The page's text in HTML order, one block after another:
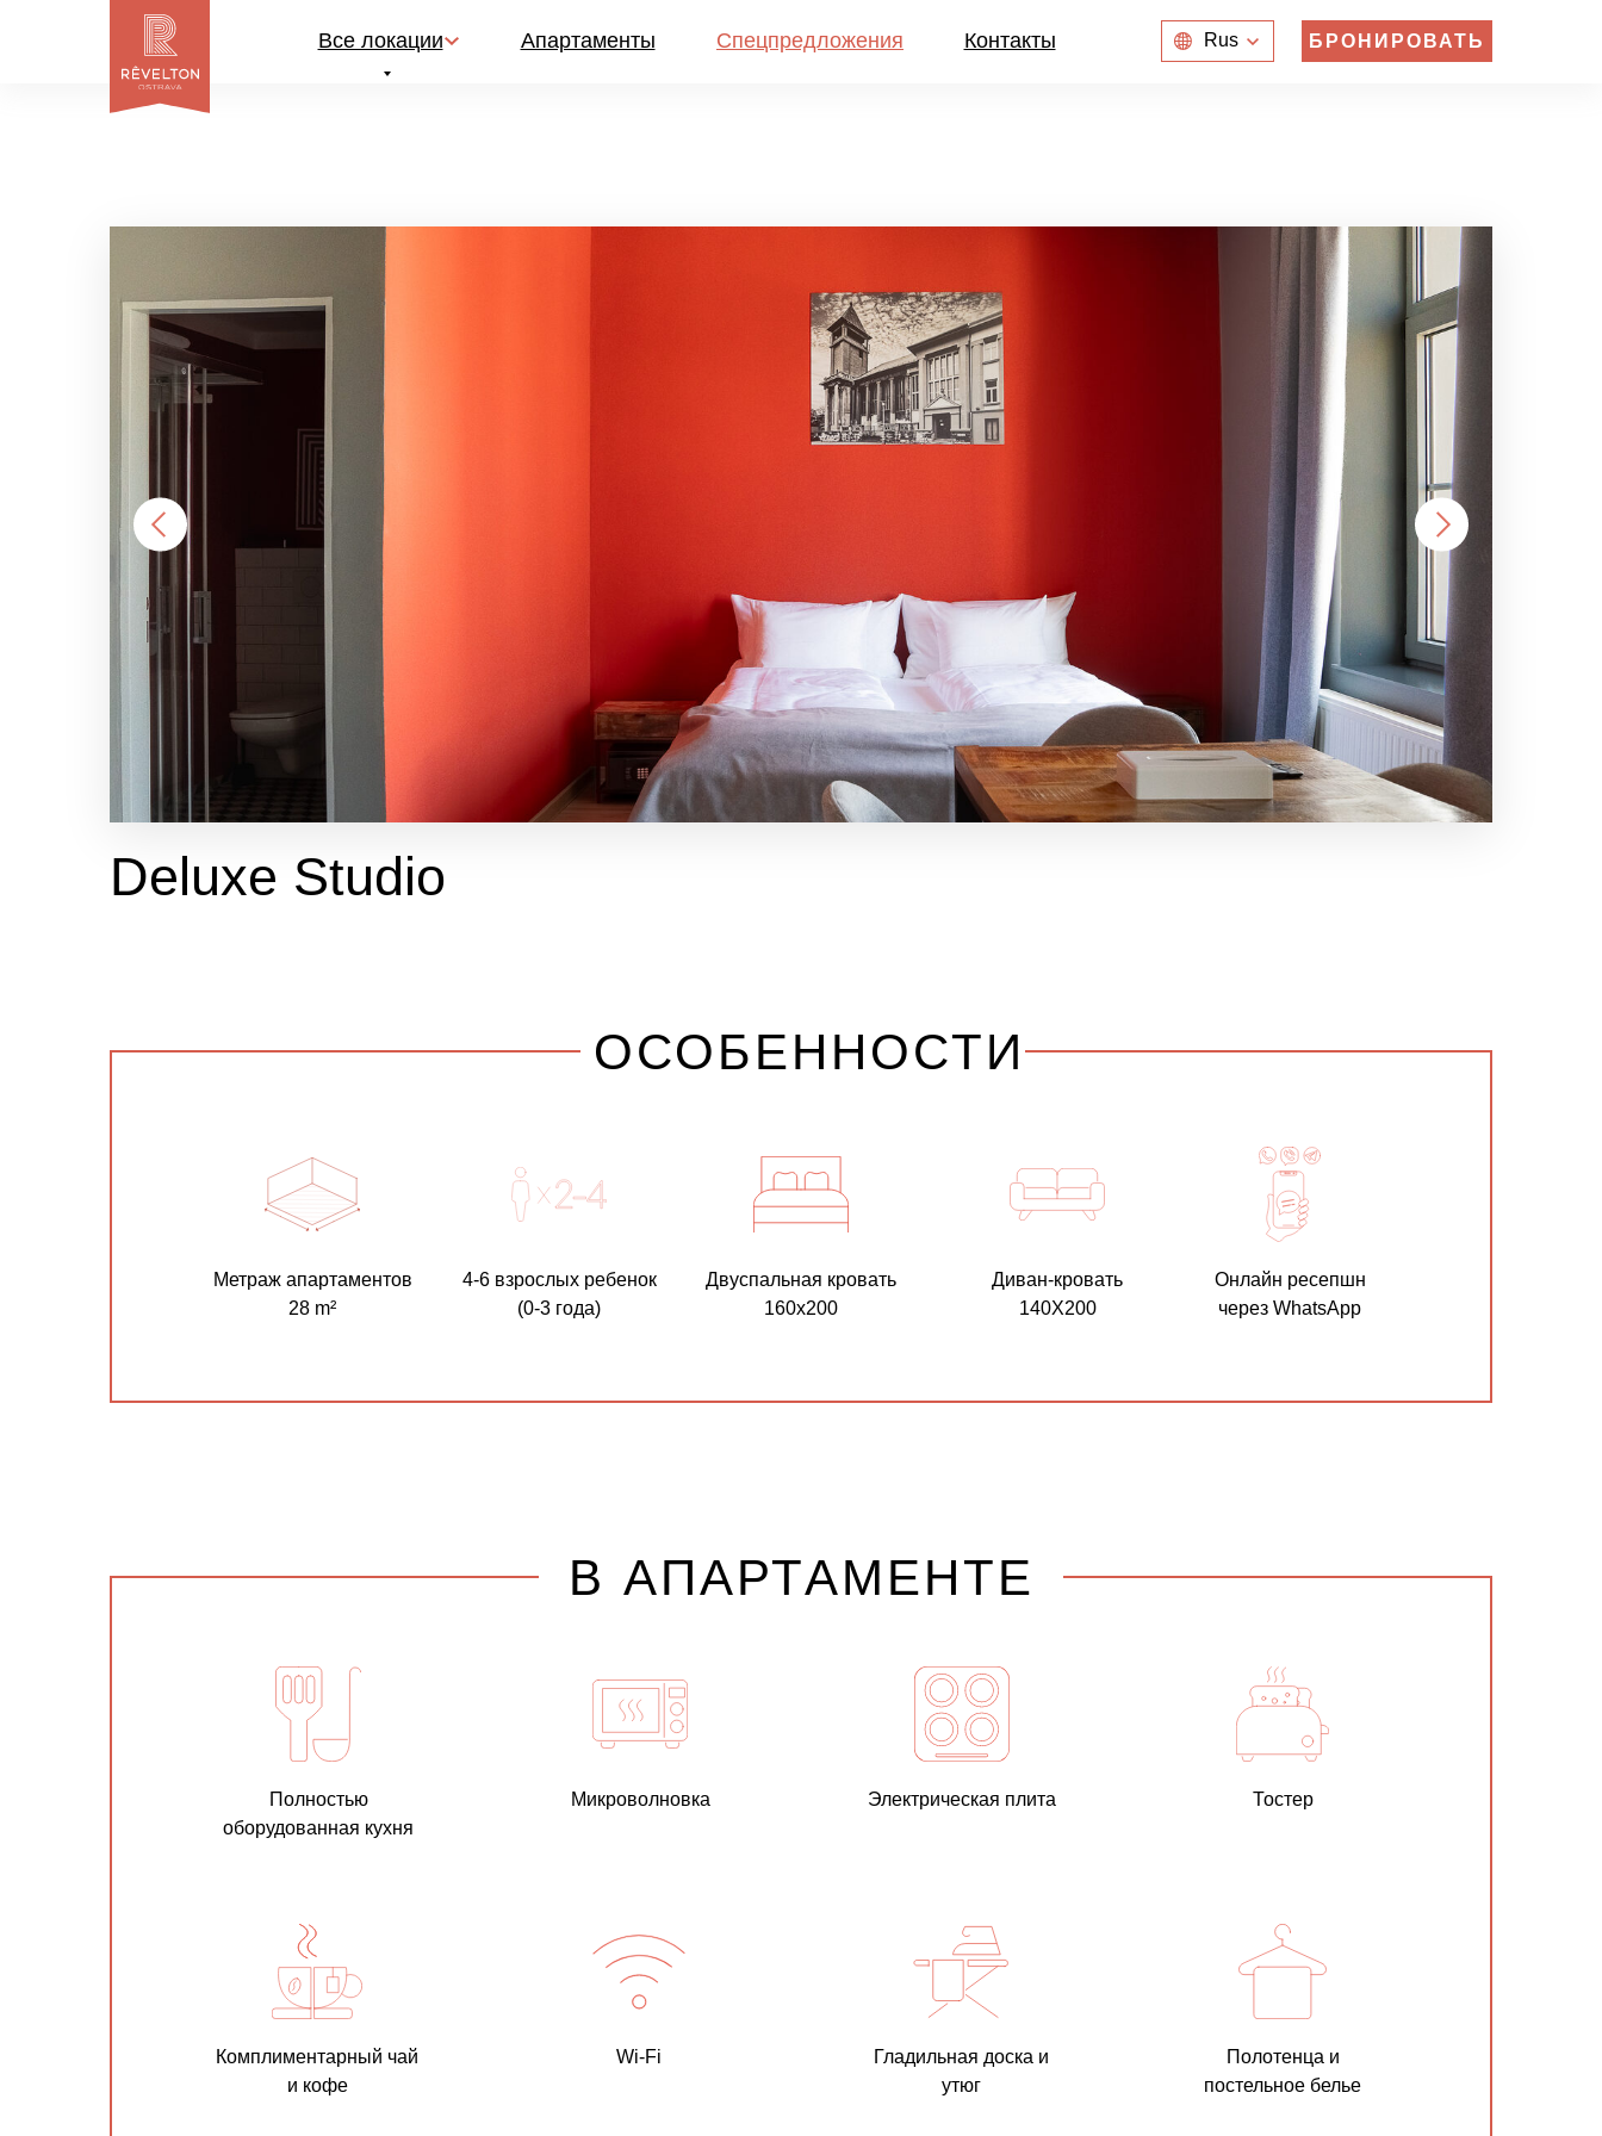
Rus
Все локации БРОНИРОВАТЬ
Апартаменты Rus
Контакты
Спецпредложения
Все локации
Deluxe Studio
Двуспальная кровать
160x200
4-6 взрослых ребенок
(0-3 года)
Метраж апартаментов
28 m²
Онлайн ресепшн
через WhatsApp
Диван-кровать
140Х200
ОСОБЕННОСТИ
Полотенца и
постельное белье
Гладильная доска и
утюг
Wi-Fi
Комплиментарный чай
и кофе
Тостер
Электрическая плита
Микроволновка
Полностью
оборудованная кухня
В АПАРТАМЕНТЕ